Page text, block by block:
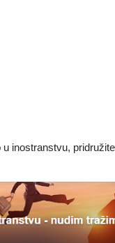
inostranstvu,